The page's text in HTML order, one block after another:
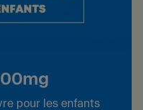
pour les enfants